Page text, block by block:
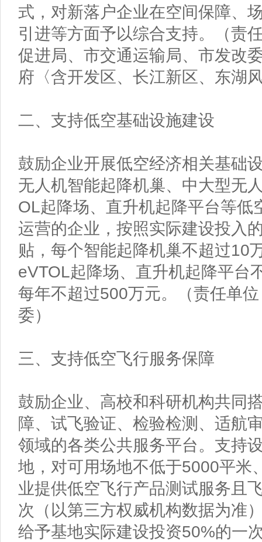
式，对新落户企业在空间保障、
引进等方面予以综合支持。（责
促进局、市交通运输局、市发改
府〈含开发区、长江新区、东湖
二、支持低空基础设施建设
鼓励企业开展低空经济相关基础
无人机智能起降机巢、中大型无
OL起降场、直升机起降平台等低
运营的企业，按照实际建设投入
贴，每个智能起降机巢不超过10
eVTOL起降场、直升机起降平台
每年不超过500万元。（责任单
委）
三、支持低空飞行服务保障
鼓励企业、高校和科研机构共同
障、试飞验证、检验检测、适航
领域的各类公共服务平台。支持
地，对可用场地不低于5000平米
业提供低空飞行产品测试服务且
次（以第三方权威机构数据为准
给予基地实际建设投资50%的一